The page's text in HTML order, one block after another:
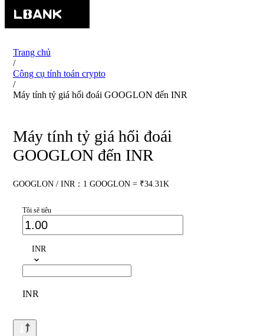
Trang chủ
/
Công cụ tính toán crypto
/
Máy tính tỷ giá hối đoái GOOGLON đến INR
Máy tính tỷ giá hối đoái
GOOGLON đến INR
GOOGLON / INR：1 GOOGLON = ₹34.31K
Tôi sẽ tiêu
INR
INR